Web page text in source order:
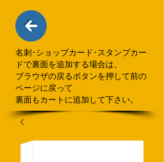
名刺･ショップカード･スタンプカー
ドで​裏面を追加する場合は、
ブラウザの戻るボタンを押して前の
ページに戻って
裏面もカートに追加して下さい。